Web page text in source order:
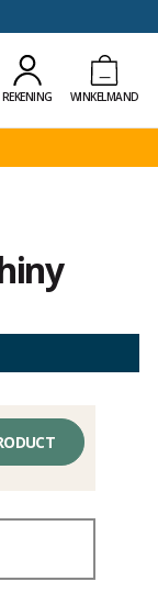
REKENING WINKELMAND